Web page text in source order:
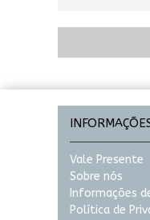
Vale Presente
Sobre nós
Informações
Política de